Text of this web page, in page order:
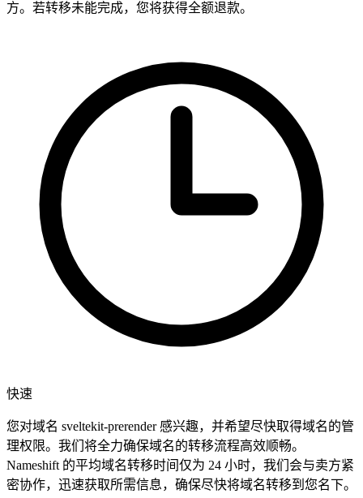
方。若转移未能完成，您将获得全额退款。
快速
您对域名 sveltekit-prerender 感兴趣，并希望尽快取得域名的管
理权限。我们将全力确保域名的转移流程高效顺畅。
Nameshift 的平均域名转移时间仅为 24 小时，我们会与卖方紧
密协作，迅速获取所需信息，确保尽快将域名转移到您名下。